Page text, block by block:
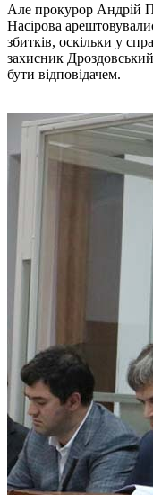
Але прокурор Андрій
Насірова
збитків, оскільки у
захисник
бути відповідачем.